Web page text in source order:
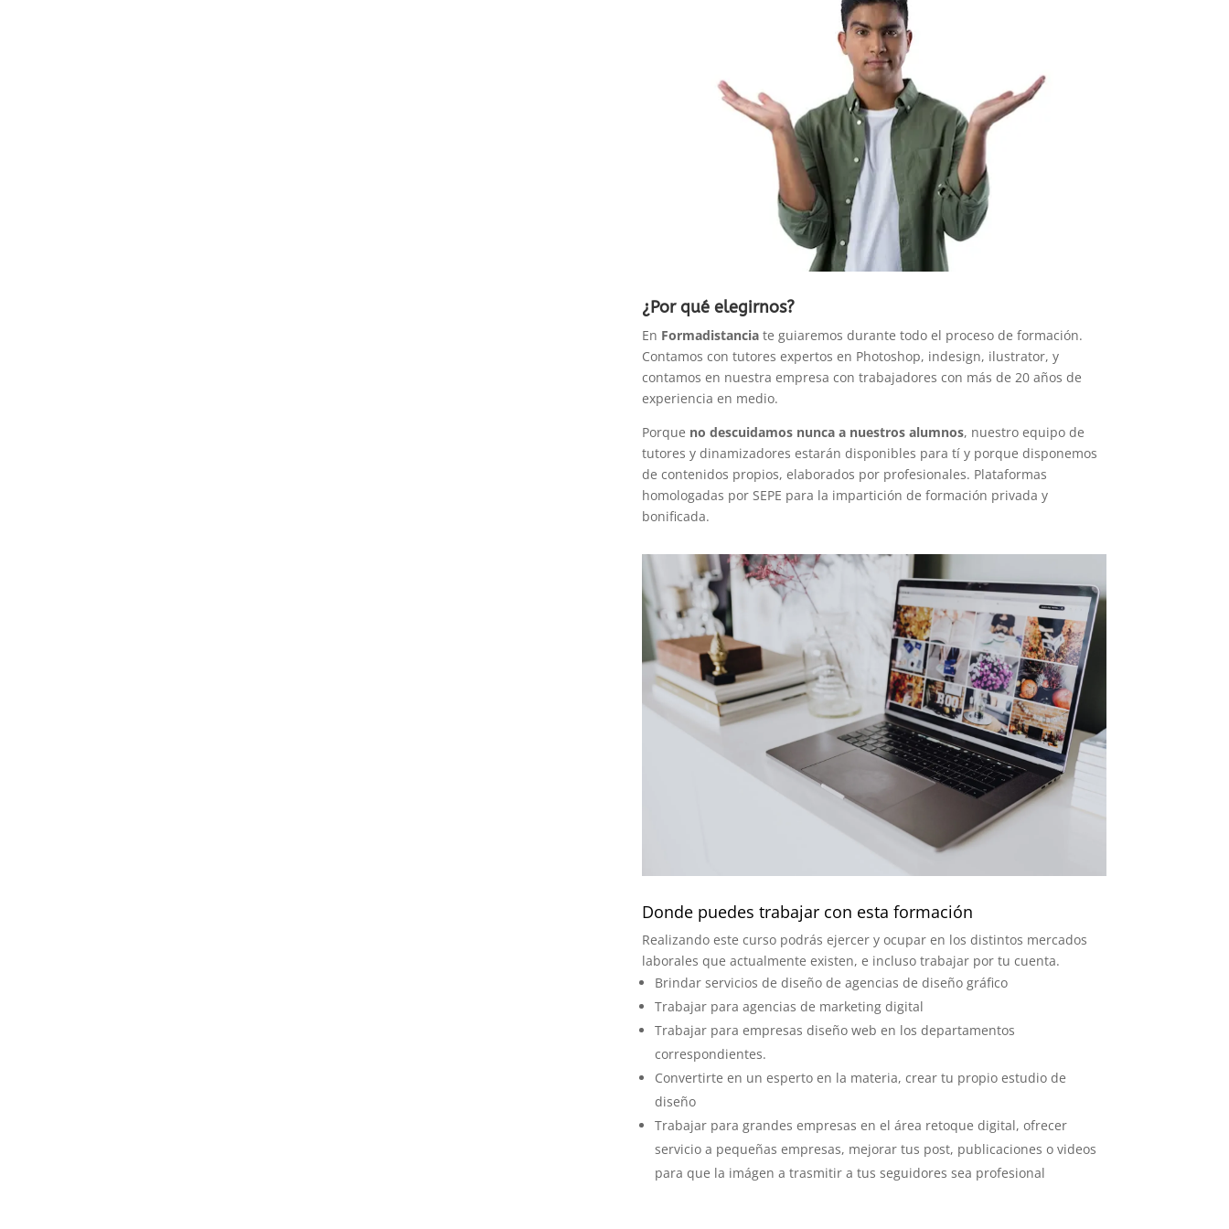
¿Por qué elegirnos?
En Formadistanciate guiaremos durante todo el proceso de formación.
Contamos con tutores expertos en Photoshop, indesign, ilustrator, y
contamos en nuestra empresa con trabajadores con más de 20 años de
experiencia en medio.
Porque no descuidamos nunca a nuestros alumnos, nuestro equipo de
tutores y dinamizadores estarán disponibles para tí y porque disponemos
de contenidos propios, elaborados por profesionales. Plataformas
homologadas por SEPE para la impartición de formación privada y
bonificada.
Donde puedes trabajar con esta formación
Realizando este curso podrás ejercer y ocupar en los distintos mercados
laborales que actualmente existen, e incluso trabajar por tu cuenta.
Brindar servicios de diseño de agencias de diseño gráfico
Trabajar para agencias de marketing digital
Trabajar para empresas diseño web en los departamentos
correspondientes.
Convertirte en un esperto en la materia, crear tu propio estudio de
diseño
Trabajar para grandes empresas en el área retoque digital, ofrecer
servicio a pequeñas empresas, mejorar tus post, publicaciones o videos
para que la imágen a trasmitir a tus seguidores sea profesional